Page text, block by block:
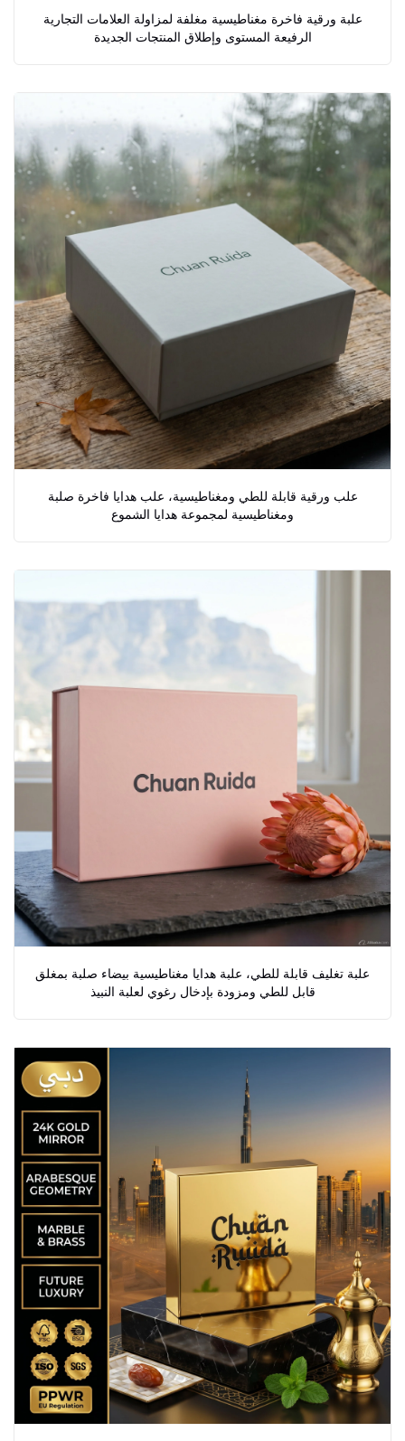
علبة ورقية فاخرة مغناطيسية مغلفة لمزاولة العلامات التجارية
الرفيعة المستوى وإطلاق المنتجات الجديدة
علب ورقية قابلة للطي ومغناطيسية، علب هدايا فاخرة صلبة
ومغناطيسية لمجموعة هدايا الشموع
علبة تغليف قابلة للطي، علبة هدايا مغناطيسية بيضاء صلبة بمغلق
قابل للطي ومزودة بإدخال رغوي لعلبة النبيذ